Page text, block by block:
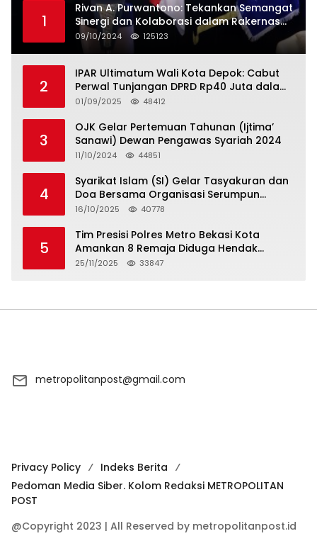
1
Rivan A. Purwantono: Tekankan Semangat
Sinergi dan Kolaborasi dalam Rakernas
Serikat Pekerja Jasa Raharja
09/10/2024 125123
2
IPAR Ultimatum Wali Kota Depok: Cabut
Perwal Tunjangan DPRD Rp40 Juta dalam
5 Hari atau Hadapi Aksi Rakyat
01/09/2025 48412
3
OJK Gelar Pertemuan Tahunan (Ijtima’
Sanawi) Dewan Pengawas Syariah 2024
11/10/2024 44851
4
Syarikat Islam (SI) Gelar Tasyakuran dan
Doa Bersama Organisasi Serumpun
Syarikat Islam Doa
16/10/2025 40778
5
Tim Presisi Polres Metro Bekasi Kota
Amankan 8 Remaja Diduga Hendak
Tawuran
25/11/2025 33847
metropolitanpost@gmail.com
Privacy Policy
Indeks Berita
Pedoman Media Siber. Kolom Redaksi METROPOLITAN
POST
@Copyright 2023 | All Reserved by metropolitanpost.id